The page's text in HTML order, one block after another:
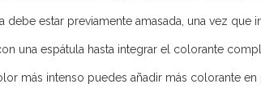
debe estar previamente amasada, una vez
una espátula hasta integrar el colorante
más intenso puedes añadir más colorante